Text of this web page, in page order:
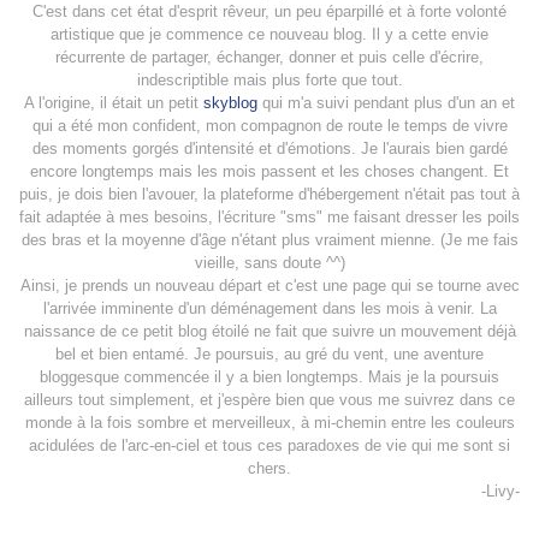
C'est dans cet état d'esprit rêveur, un peu éparpillé et à forte volonté
artistique que je commence ce nouveau blog. Il y a cette envie
récurrente de partager, échanger, donner et puis celle d'écrire,
indescriptible mais plus forte que tout.
A l'origine, il était un petit skyblog qui m'a suivi pendant plus d'un an et
qui a été mon confident, mon compagnon de route le temps de vivre
des moments gorgés d'intensité et d'émotions. Je l'aurais bien gardé
encore longtemps mais les mois passent et les choses changent. Et
puis, je dois bien l'avouer, la plateforme d'hébergement n'était pas tout à
fait adaptée à mes besoins, l'écriture "sms" me faisant dresser les poils
des bras et la moyenne d'âge n'étant plus vraiment mienne. (Je me fais
vieille, sans doute ^^)
Ainsi, je prends un nouveau départ et c'est une page qui se tourne avec
l'arrivée imminente d'un déménagement dans les mois à venir. La
naissance de ce petit blog étoilé ne fait que suivre un mouvement déjà
bel et bien entamé. Je poursuis, au gré du vent, une aventure
bloggesque commencée il y a bien longtemps. Mais je la poursuis
ailleurs tout simplement, et j'espère bien que vous me suivrez dans ce
monde à la fois sombre et merveilleux, à mi-chemin entre les couleurs
acidulées de l'arc-en-ciel et tous ces paradoxes de vie qui me sont si
chers.
-Livy-